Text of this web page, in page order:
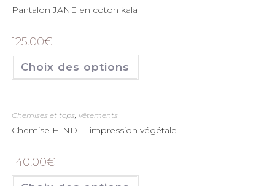
Pantalon JANE en coton kala
125.00€
Choix des options
Chemises et tops, Vêtements
Chemise HINDI – impression végétale
140.00€